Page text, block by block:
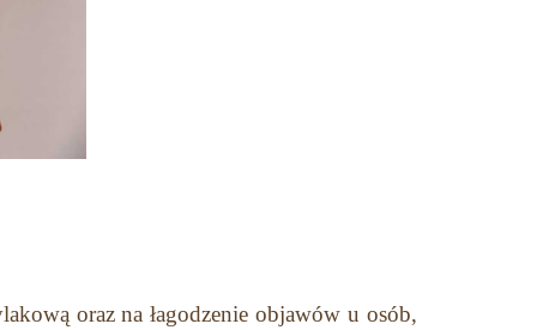
oraz na łagodzenie objawów u osób,